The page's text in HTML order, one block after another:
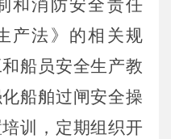
和消防安全责任
产法》的相关规
和船员安全生产教
船舶过闸安全操
训
，定期组织开